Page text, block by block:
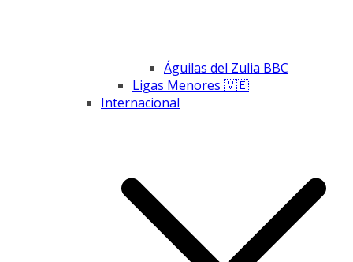
Águilas del Zulia BBC
Ligas Menores 🇻🇪
Internacional